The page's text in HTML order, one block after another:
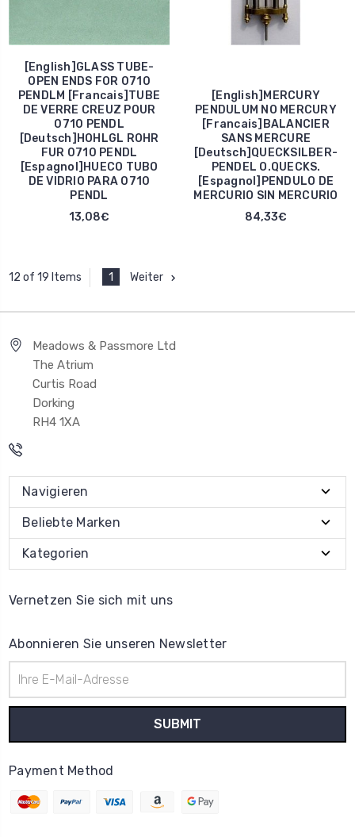
[English]GLASS TUBE-
OPEN ENDS FOR 0710
PENDLM [Francais]TUBE
DE VERRE CREUZ POUR
0710 PENDL
[Deutsch]HOHLGL ROHR
FUR 0710 PENDL
[Espagnol]HUECO TUBO
DE VIDRIO PARA 0710
PENDL
13,08€
[English]MERCURY
PENDULUM NO MERCURY
[Francais]BALANCIER
SANS MERCURE
[Deutsch]QUECKSILBER-
PENDEL O.QUECKS.
[Espagnol]PENDULO DE
MERCURIO SIN MERCURIO
84,33€
12 of 19 Items 1 Weiter
Meadows & Passmore Ltd
The Atrium
Curtis Road
Dorking
RH4 1XA
Navigieren
Beliebte Marken
Kategorien
Vernetzen Sie sich mit uns
Abonnieren Sie unseren Newsletter
Mail-
Adresse
Payment Method